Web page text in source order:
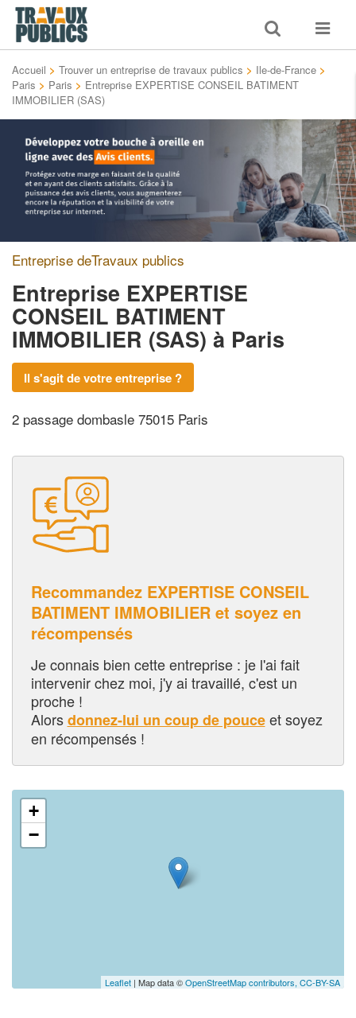
Toggle
search
Toggle
Accueil > Trouver un entreprise de travaux publics > Ile-de-France >
Paris > Paris > Entreprise EXPERTISE CONSEIL BATIMENT
IMMOBILIER (SAS)
Entreprise deTravaux publics
Entreprise EXPERTISE
CONSEIL BATIMENT
IMMOBILIER (SAS) à Paris
Il s'agit de votre entreprise ?
2 passage dombasle 75015 Paris
Recommandez EXPERTISE CONSEIL
BATIMENT IMMOBILIER et soyez en
récompensés
Je connais bien cette entreprise : je l'ai fait
intervenir chez moi, j'y ai travaillé, c'est un
proche !
Alorsdonnez-lui un coup de pouceet soyez
en récompensés !
+
−
Leaflet | Map data ©OpenStreetMap contributors, CC-BY-SA